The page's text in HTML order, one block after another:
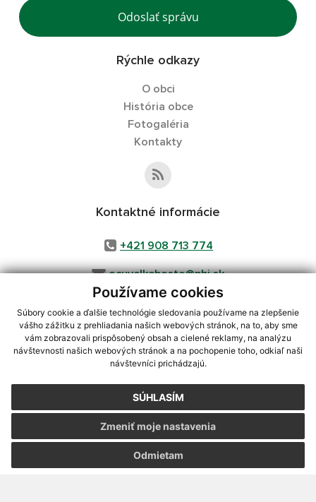
Používame cookies
Súbory cookie a ďalšie technológie sledovania používame na zlepšenie
vášho zážitku z prehliadania našich webových stránok, na to, aby sme
vám zobrazovali prispôsobený obsah a cielené reklamy, na analýzu
návštevnosti našich webových stránok a na pochopenie toho, odkiaľ naši
návštevníci prichádzajú.
SÚHLASÍM
Odmietam
Zmeniť moje nastavenia
Odoslať správu
Rýchle odkazy
O obci
História obce
Fotogaléria
Kontakty
Kontaktné informácie
+421 908 713 774
ocuvelkehoste@pbi.sk
využite možnosť získavania aktuálnych informácií s využitím RSS
CMS systém (redakčný) systém ECHELON 2,Mapa stránok,web portál
webex.digital, s.r.o.,domény,registrácia domény
Posledná aktualizácia:24.06.2026
Vytlačiť stránku|Vyhlásenie o prístupnosti